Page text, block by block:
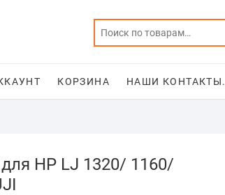
КОРЗИНА НАШИ КОНТАКТЫ.
HP LJ 1320/ 1160/